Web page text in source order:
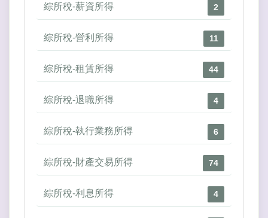
綜所稅-薪資所得 2
綜所稅-營利所得 11
綜所稅-租賃所得 44
綜所稅-退職所得 4
綜所稅-執行業務所得 6
綜所稅-財產交易所得 74
綜所稅-利息所得 4